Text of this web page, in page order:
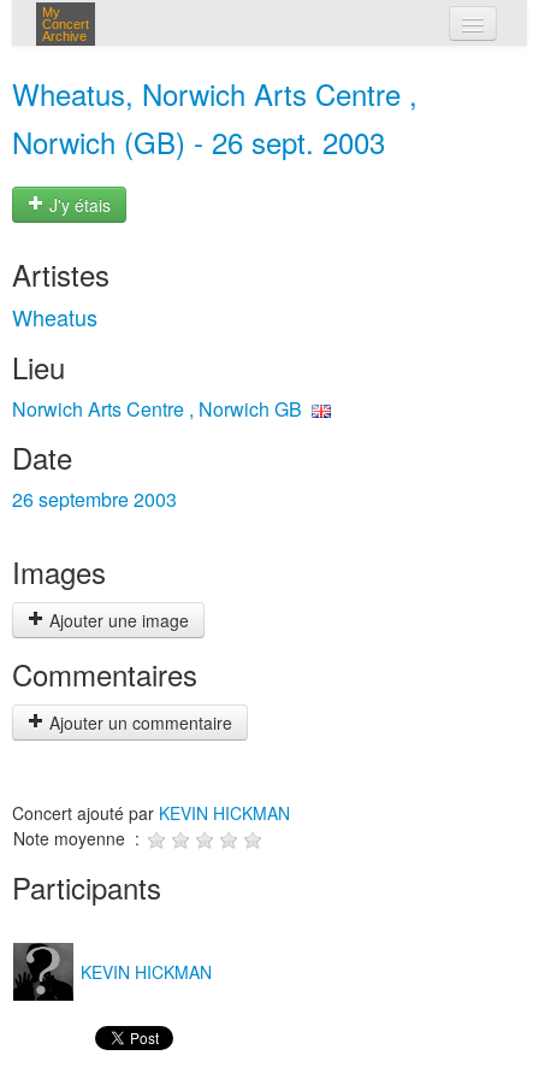
My
Concert
Archive
Wheatus, Norwich Arts Centre ,
Norwich (GB) - 26 sept. 2003
J'y étais
Artistes
Wheatus
Lieu
Norwich Arts Centre , Norwich GB
Date
26 septembre 2003
Images
Ajouter une image
Commentaires
Ajouter un commentaire
Concert ajouté par KEVIN HICKMAN
Note moyenne :
Participants
KEVIN HICKMAN